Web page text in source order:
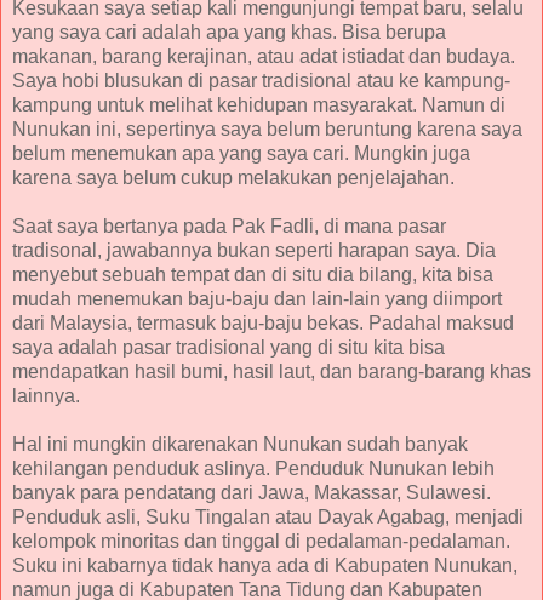
Kesukaan saya setiap kali mengunjungi tempat baru, selalu
yang saya cari adalah apa yang khas. Bisa berupa
makanan, barang kerajinan, atau adat istiadat dan budaya.
Saya hobi blusukan di pasar tradisional atau ke kampung-
kampung untuk melihat kehidupan masyarakat. Namun di
Nunukan ini, sepertinya saya belum beruntung karena saya
belum menemukan apa yang saya cari. Mungkin juga
karena saya belum cukup melakukan penjelajahan.
Saat saya bertanya pada Pak Fadli, di mana pasar
tradisonal, jawabannya bukan seperti harapan saya. Dia
menyebut sebuah tempat dan di situ dia bilang, kita bisa
mudah menemukan baju-baju dan lain-lain yang diimport
dari Malaysia, termasuk baju-baju bekas. Padahal maksud
saya adalah pasar tradisional yang di situ kita bisa
mendapatkan hasil bumi, hasil laut, dan barang-barang khas
lainnya.
Hal ini mungkin dikarenakan Nunukan sudah banyak
kehilangan penduduk aslinya. Penduduk Nunukan lebih
banyak para pendatang dari Jawa, Makassar, Sulawesi.
Penduduk asli, Suku Tingalan atau Dayak Agabag, menjadi
kelompok minoritas dan tinggal di pedalaman-pedalaman.
Suku ini kabarnya tidak hanya ada di Kabupaten Nunukan,
namun juga di Kabupaten Tana Tidung dan Kabupaten